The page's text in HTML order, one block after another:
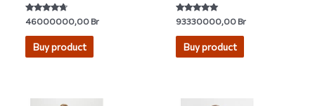
Rated
4.50
out of 5
46000000,00Br
Buy product
Rated
4.88
out of 5
93330000,00Br
Buy product